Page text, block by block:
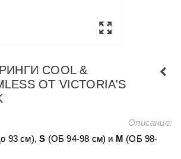
COOL &
ОТ VICTORIA'S
Описание:
93 см),S (ОБ 94-98 см) и М (ОБ 98-